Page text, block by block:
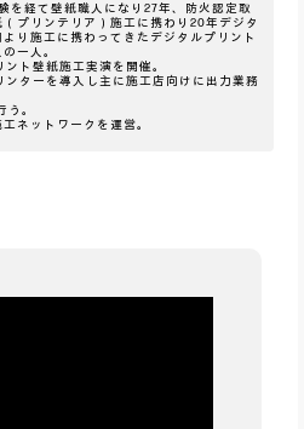
を経て壁紙職人になり27年、防火認定取
プリンテリア）施工に携わり20年デジタ
り施工に携わってきたデジタルプリント
一人。
ト壁紙施工実演を開催。
ターを導入し主に施工店向けに出力業務
。
ネットワークを運営。